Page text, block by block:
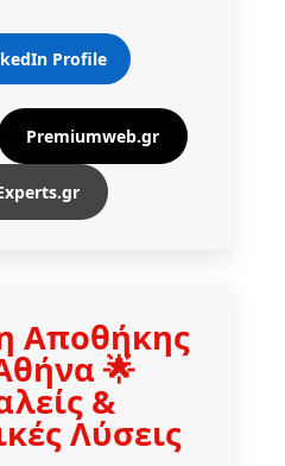
Profile
Premiumweb.gr
Αποθήκης
🌟
&
Λύσεις